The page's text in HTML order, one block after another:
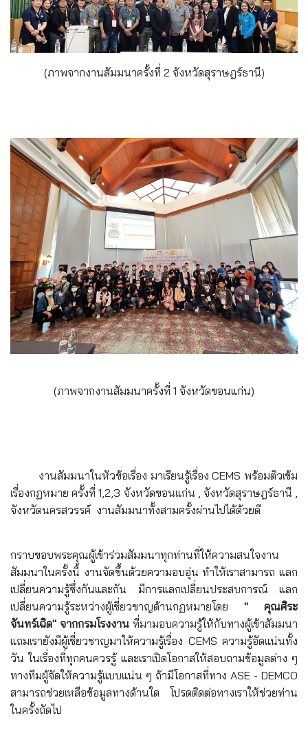
(ภาพจากงานสัมมนาครั้งที่ 2 จังหวัดสุราษฎร์ธานี)
(ภาพจากงานสัมมนาครั้งที่ 1 จังหวัดขอนแก่น)
งานสัมมนาในหัวข้อเรื่อง มาเรียนรู้เรื่อง CEMS พร้อมติวเข้ม
เรื่องกฏหมาย ครั้งที่ 1,2,3 จังหวัดขอนแก่น , จังหวัดสุราษฎร์ธานี ,
จังหวัดนครสวรรค์ งานสัมมนาทั้งสามครั้งผ่านไปได้ด้วยดี
กราบขอบพระคุณผู้เข้าร่วมสัมมนาทุกท่านที่ให้ความสนใจงาน
สัมมนาในครั้งนี้ งานจัดขึ้นด้วยความอบอุ่น ทำให้เราสามารถ แลก
เปลี่ยนความรู้ซึ่งกันและกัน มีการแลกเปลี่ยนประสบการณ์ แลก
เปลี่ยนความรู้ระหว่างผู้เชี่ยวชาญด้านกฏหมายโดย " คุณศิระ
จันทร์เฉิด" จากกรมโรงงาน ที่มามอบความรู้ให้กับทางผู้เข้าสัมมนา
แถมเรายังมีผู้เชี่ยวชาญมาให้ความรู้เรื่อง CEMS ความรู้อัดแน่นทั้ง
วัน ในเรื่องที่ทุกคนควรรู้ และเราเปิดโอกาสให้สอบถามข้อมูลต่าง ๆ
ทางทีมผู้จัดให้ความรู้แบบแน่น ๆ ถ้ามีโอกาสที่ทาง ASE - DEMCO
สามารถช่วยเหลือข้อมูลทางด้านใด โปรดติดต่อทางเราให้ช่วยท่าน
ในครั้งถัดไป